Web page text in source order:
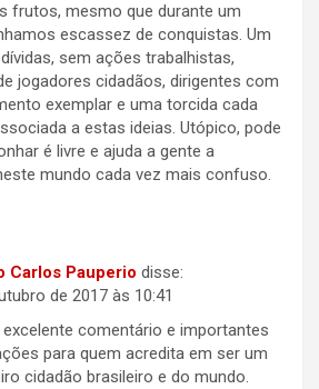
frutos, mesmo que durante um
escassez de conquistas. Um
sem ações trabalhistas,
jogadores cidadãos, dirigentes com
exemplar e uma torcida cada
a estas ideias. Utópico, pode
é livre e ajuda a gente a
mundo cada vez mais confuso.
Carlos Pauperio disse:
de 2017 às 10:41
comentário e importantes
para quem acredita em ser um
cidadão brasileiro e do mundo.